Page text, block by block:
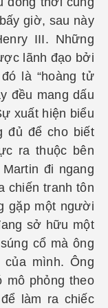
giờ, sau này
III. Những
lãnh đạo bởi
là “hoàng tử
đều mang dấu
xuất hiện biểu
đủ để cho biết
ra thuộc bên
đi ngang
chiến tranh tôn
gặp một người
sở hữu một
cổ mà ông
mình. Ông
mô phỏng theo
làm ra chiếc